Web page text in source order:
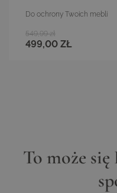
Do ochrony Twoich mebli
499,00 ZŁ
549,99 zł
To może